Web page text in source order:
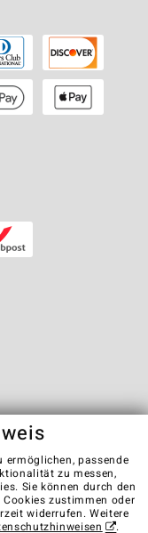
Impressum
ermöglichen, passende
zu messen,
Sie können durch den
Cookies zustimmen oder
widerrufen. Weitere
.